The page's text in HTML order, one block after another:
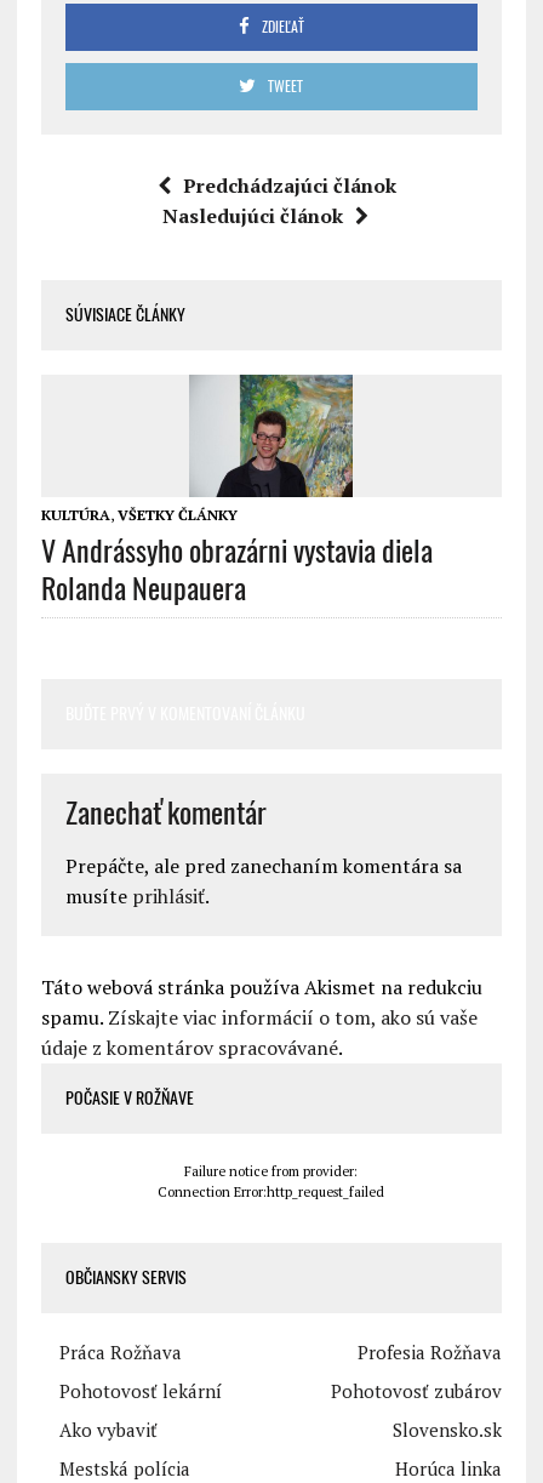
ZDIEĽAŤ
TWEET
Predchádzajúci článok
Nasledujúci článok
SÚVISIACE ČLÁNKY
KULTÚRA, VŠETKY ČLÁNKY
V Andrássyho obrazárni vystavia diela
Rolanda Neupauera
Zanechať komentár
Prepáčte, ale pred zanechaním komentára sa
musíte prihlásiť.
Táto webová stránka používa Akismet na redukciu
spamu. Získajte viac informácií o tom, ako sú vaše
údaje z komentárov spracovávané.
POČASIE V ROŽŇAVE
Failure notice from provider:
Connection Error:http_request_failed
OBČIANSKY SERVIS
Práca Rožňava
Profesia Rožňava
Pohotovosť lekární
Pohotovosť zubárov
Ako vybaviť
Slovensko.sk
Mestská polícia
Horúca linka